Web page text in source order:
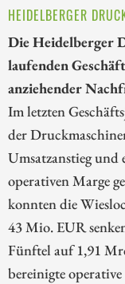
HEIDELBERGER
Die Heidelberger
laufenden
anziehender
Im letzten
der
Umsatzanstieg und
operativen Marge
konnten die
43 Mio. EUR
Fünftel auf 1,91
bereinigte